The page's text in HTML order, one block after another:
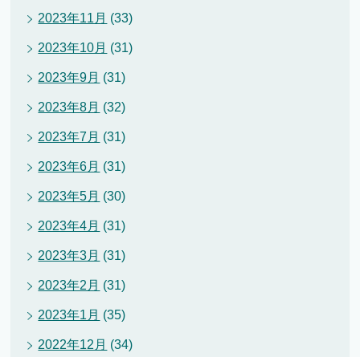
2023年11月 (33)
2023年10月 (31)
2023年9月 (31)
2023年8月 (32)
2023年7月 (31)
2023年6月 (31)
2023年5月 (30)
2023年4月 (31)
2023年3月 (31)
2023年2月 (31)
2023年1月 (35)
2022年12月 (34)